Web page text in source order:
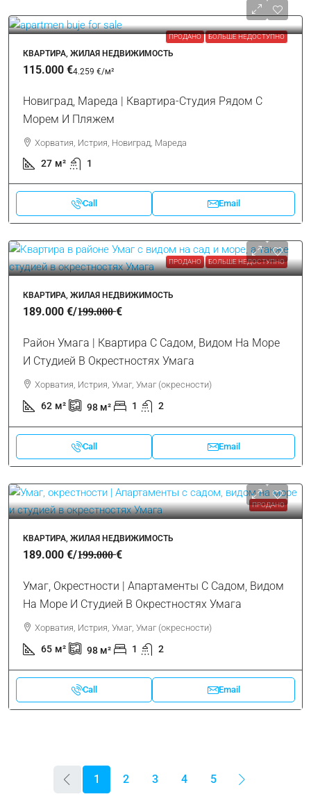
ПРОДАНО БОЛЬШЕ НЕДОСТУПНО
КВАРТИРА, ЖИЛАЯ НЕДВИЖИМОСТЬ
115.000 €4.259 €/м²
Новиград, Мареда | Квартира-Студия Рядом С
Морем И Пляжем
Хорватия, Истрия, Новиград, Мареда
27 м² 1
Call Email
ПРОДАНО БОЛЬШЕ НЕДОСТУПНО
КВАРТИРА, ЖИЛАЯ НЕДВИЖИМОСТЬ
189.000 €/1̶9̶9̶.̶0̶0̶0̶ €
Район Умага | Квартира С Садом, Видом На Море
И Студией В Окрестностях Умага
Хорватия, Истрия, Умаг, Умаг (окресности)
62 м² 98 м² 1 2
Call Email
ПРОДАНО
КВАРТИРА, ЖИЛАЯ НЕДВИЖИМОСТЬ
189.000 €/1̶9̶9̶.̶0̶0̶0̶ €
Умаг, Окрестности | Апартаменты С Садом, Видом
На Море И Студией В Окрестностях Умага
Хорватия, Истрия, Умаг, Умаг (окресности)
65 м² 98 м² 1 2
Call Email
1 2 3 4 5